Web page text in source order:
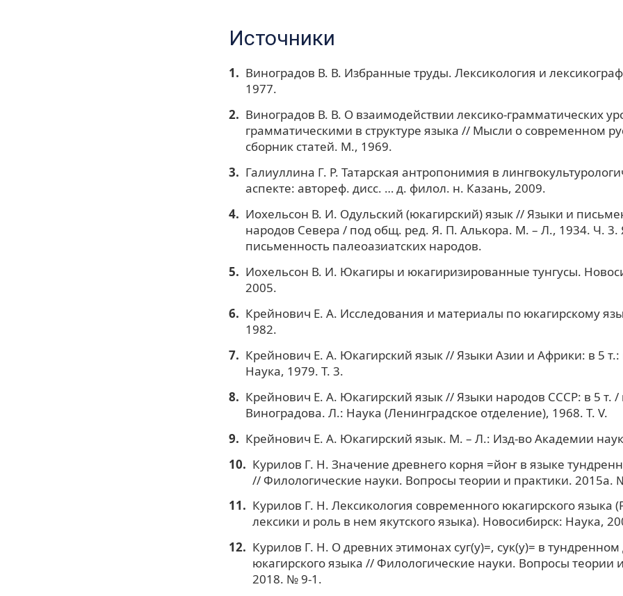
Источники
Виноградов В. В. Избранные труды. Лексикология и
1977.
Виноградов В. В. О взаимодействии лексико-грамматических
грамматическими в структуре языка // Мысли о современном
сборник статей. М., 1969.
Галиуллина Г. Р. Татарская антропонимия в
аспекте: автореф. дисс. … д. филол. н. Казань, 2009.
Иохельсон В. И. Одульский (юкагирский) язык // Языки и
народов Севера / под общ. ред. Я. П. Алькора. М. – Л., 1934. Ч. 3.
письменность палеоазиатских народов.
Иохельсон В. И. Юкагиры и юкагиризированные тунгусы.
2005.
Крейнович Е. А. Исследования и материалы по юкагирскому
1982.
Крейнович Е. А. Юкагирский язык // Языки Азии и Африки: в 5
Наука, 1979. Т. 3.
Крейнович Е. А. Юкагирский язык // Языки народов СССР: в 5 т. /
Виноградова. Л.: Наука (Ленинградское отделение), 1968. Т. V.
Крейнович Е. А. Юкагирский язык. М. – Л.: Изд-во Академии
Курилов Г. Н. Значение древнего корня =йоҥ в языке
// Филологические науки. Вопросы теории и практики. 2015a.
Курилов Г. Н. Лексикология современного юкагирского языка
лексики и роль в нем якутского языка). Новосибирск: Наука,
Курилов Г. Н. О древних этимонах суг(у)=, сук(у)= в тундренном
юкагирского языка // Филологические науки. Вопросы теории
2018. № 9-1.